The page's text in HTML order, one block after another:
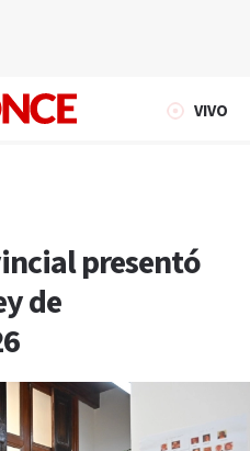
VIVO
presentó
de